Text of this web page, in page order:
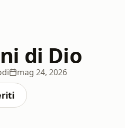
di Dio
mag 24, 2026